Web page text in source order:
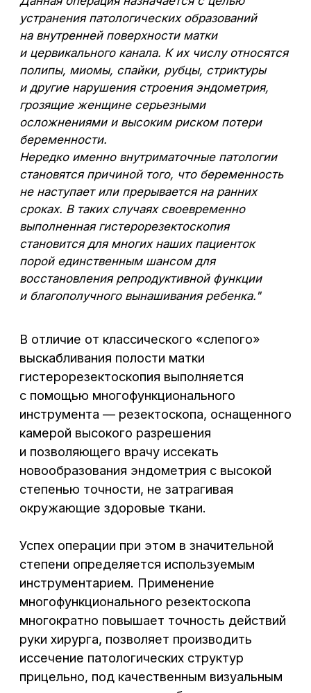
получить заключение терапевта
о допуске.
Если по результатам диагностики выявлено
воспаление, гинеколог назначает лечение,
а процедуру откладывает.
Про лапароскопические операции
в гинекологии, проводимые в нашей
Лапароскопическое удаление спаек —
эффективность в лечении бесплодия
в Воронеже
«Централ Клиник» — в центре вашего
Узнать подробности или записаться
на консультацию
к врачу-гинекологу можно
по предварительной записи
в Воронеже:+7 (473) 300-33-44
В центре города,
без выходных
Воронеж, Средне-Московская, 29
Написать нам: info@cclinika.ru
Пн – Пт: 8:00 – 20:00
Сб – Вс: 8:00 – 17:00
+7 (473) 300-33-44
Онлайн-запись